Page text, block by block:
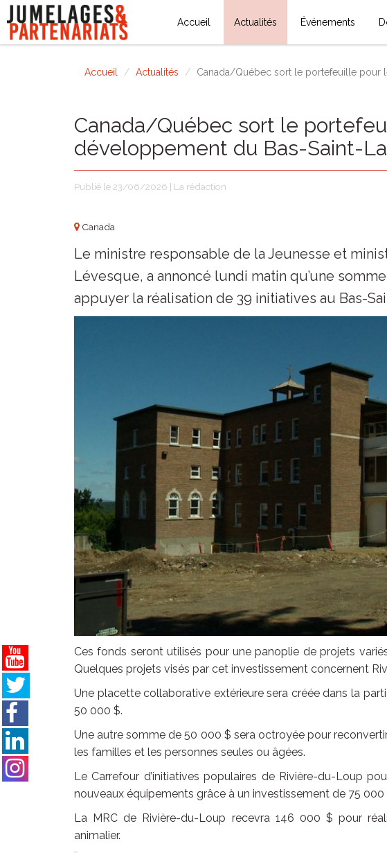
Accueil Actualités Événements
Accueil Actualités Canada/Québec sort le portefeuille pour
Canada/Québec sort le
développement du Bas-Saint-
Publié le 23/06/2026 | La rédaction
Canada
Le ministre responsable de la Jeunesse et
Lévesque, a annoncé lundi matin qu’une
appuyer la réalisation de 39 initiatives au Bas-
Ces fonds seront utilisés pour une panoplie de projets
Quelques projets visés par cet investissement concernent
Une placette collaborative extérieure sera créée dans la
50 000 $.
Une autre somme de 50 000 $ sera octroyée pour
les familles et les personnes seules ou âgées.
Le Carrefour d’initiatives populaires de Rivière-du-Loup
nouveaux équipements grâce à un investissement de 75 000
La MRC de Rivière-du-Loup recevra 146 000 $ pour
animalier.